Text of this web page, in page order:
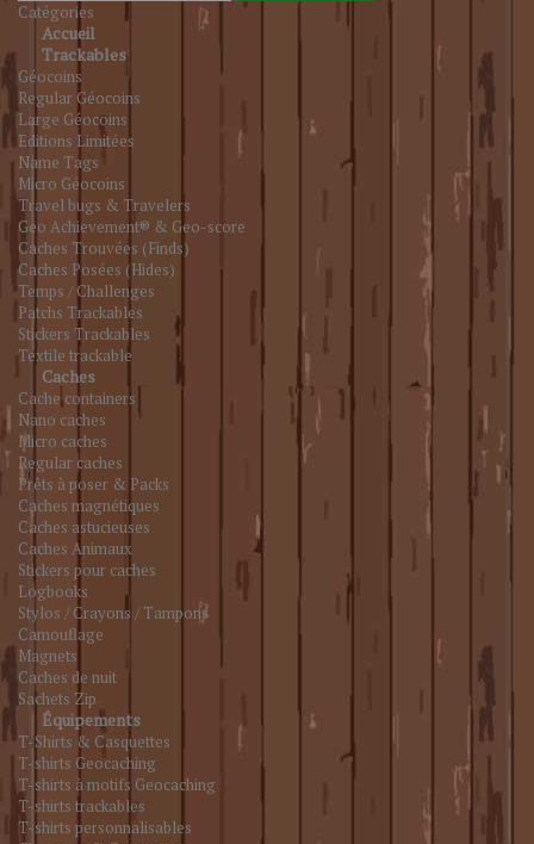
Catégories
Accueil
Trackables
Géocoins
Regular Géocoins
Large Géocoins
Editions Limitées
Name Tags
Micro Géocoins
Travel bugs & Travelers
Geo Achievement® & Geo-score
Caches Trouvées (Finds)
Caches Posées (Hides)
Temps / Challenges
Patchs Trackables
Stickers Trackables
Textile trackable
Caches
Cache containers
Nano caches
Micro caches
Regular caches
Prêts à poser & Packs
Caches magnétiques
Caches astucieuses
Caches Animaux
Stickers pour caches
Logbooks
Stylos / Crayons / Tampons
Camouflage
Magnets
Caches de nuit
Sachets Zip
Équipements
T-Shirts & Casquettes
T-shirts Geocaching
T-shirts à motifs Geocaching
T-shirts trackables
T-shirts personnalisables